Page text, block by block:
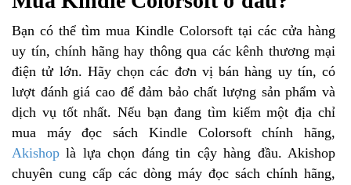
Bạn có thể tìm mua Kindle Colorsoft tại các cửa hàng
uy tín, chính hãng hay thông qua các kênh thương mại
điện tử lớn. Hãy chọn các đơn vị bán hàng uy tín, có
lượt đánh giá cao để đảm bảo chất lượng sản phẩm và
dịch vụ tốt nhất. Nếu bạn đang tìm kiếm một địa chỉ
mua máy đọc sách Kindle Colorsoft chính hãng,
Akishop là lựa chọn đáng tin cậy hàng đầu. Akishop
chuyên cung cấp các dòng máy đọc sách chính hãng,